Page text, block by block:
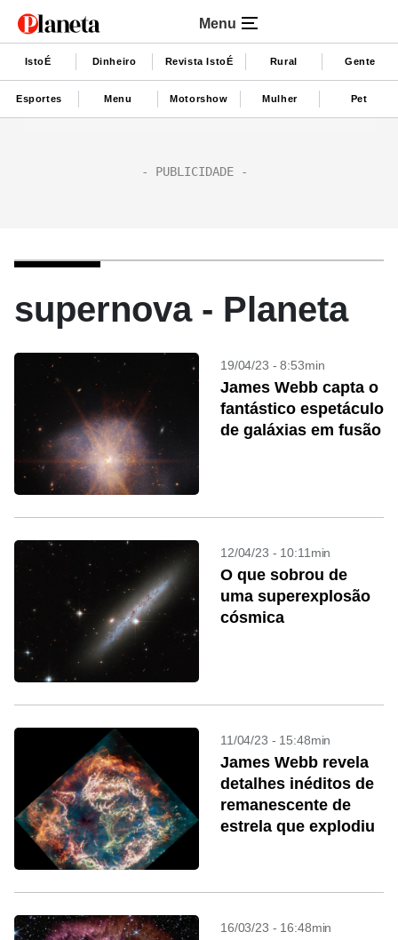
Menu
IstoÉ Dinheiro Revista IstoÉ Rural Gente
Esportes Menu Motorshow Mulher Pet
supernova - Planeta
19/04/23 - 8:53min
James Webb capta o
fantástico espetáculo
de galáxias em fusão
12/04/23 - 10:11min
O que sobrou de
uma superexplosão
cósmica
11/04/23 - 15:48min
James Webb revela
detalhes inéditos de
remanescente de
estrela que explodiu
16/03/23 - 16:48min